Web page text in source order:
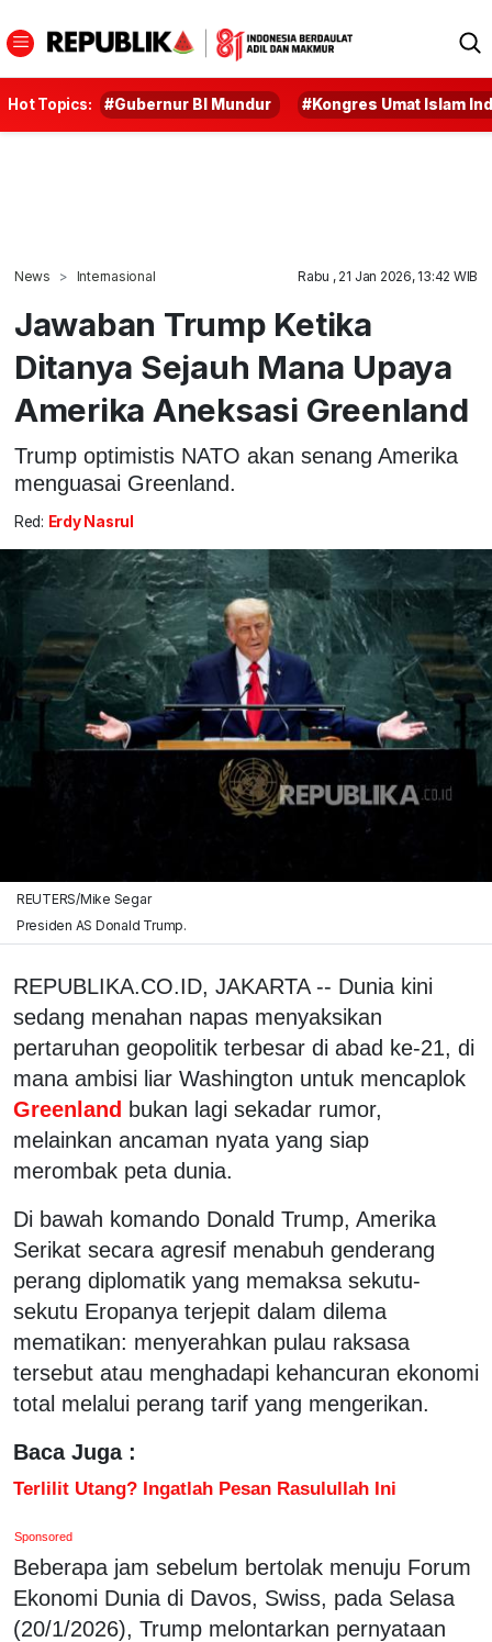
Hot Topics: #Gubernur BI Mundur #Kongres Umat Islam
News Internasional Rabu , 21 Jan 2026, 13:42 WIB
Jawaban Trump Ketika
Ditanya Sejauh Mana Upaya
Amerika Aneksasi Greenland
Trump optimistis NATO akan senang Amerika
menguasai Greenland.
Red: Erdy Nasrul
REUTERS/Mike Segar
Presiden AS Donald Trump.
REPUBLIKA.CO.ID, JAKARTA -- Dunia kini
sedang menahan napas menyaksikan
pertaruhan geopolitik terbesar di abad ke-21, di
mana ambisi liar Washington untuk mencaplok
Greenland bukan lagi sekadar rumor,
melainkan ancaman nyata yang siap
merombak peta dunia.
Di bawah komando Donald Trump, Amerika
Serikat secara agresif menabuh genderang
perang diplomatik yang memaksa sekutu-
sekutu Eropanya terjepit dalam dilema
mematikan: menyerahkan pulau raksasa
tersebut atau menghadapi kehancuran ekonomi
total melalui perang tarif yang mengerikan.
Baca Juga :
Terlilit Utang? Ingatlah Pesan Rasulullah Ini
Sponsored
Beberapa jam sebelum bertolak menuju Forum
Ekonomi Dunia di Davos, Swiss, pada Selasa
(20/1/2026), Trump melontarkan pernyataan